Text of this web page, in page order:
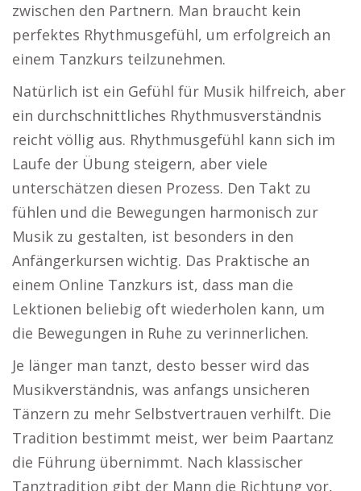
zwischen den Partnern. Man braucht kein
perfektes Rhythmusgefühl, um erfolgreich an
einem Tanzkurs teilzunehmen.
Natürlich ist ein Gefühl für Musik hilfreich, aber
ein durchschnittliches Rhythmusverständnis
reicht völlig aus. Rhythmusgefühl kann sich im
Laufe der Übung steigern, aber viele
unterschätzen diesen Prozess. Den Takt zu
fühlen und die Bewegungen harmonisch zur
Musik zu gestalten, ist besonders in den
Anfängerkursen wichtig. Das Praktische an
einem Online Tanzkurs ist, dass man die
Lektionen beliebig oft wiederholen kann, um
die Bewegungen in Ruhe zu verinnerlichen.
Je länger man tanzt, desto besser wird das
Musikverständnis, was anfangs unsicheren
Tänzern zu mehr Selbstvertrauen verhilft. Die
Tradition bestimmt meist, wer beim Paartanz
die Führung übernimmt. Nach klassischer
Tanztradition gibt der Mann die Richtung vor,